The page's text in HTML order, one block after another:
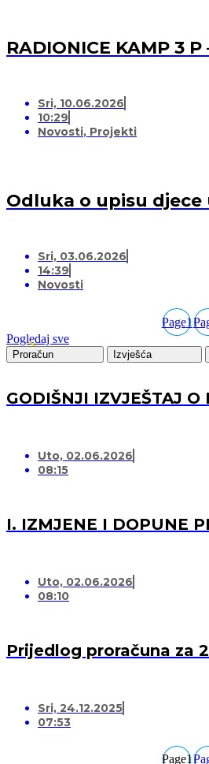
RADIONICE KAMP 3
Sri, 10.06.2026
10:29
Novosti, Projekti
Odluka o upisu
Sri, 03.06.2026
14:39
Novosti
Page1
Pogledaj sve
Proračun Izvješća
GODIŠNJI IZVJEŠTAJ
Uto, 02.06.2026
08:15
I. IZMJENE I DOPUNE
Uto, 02.06.2026
08:10
Prijedlog proračuna za
Sri, 24.12.2025
07:53
Page1